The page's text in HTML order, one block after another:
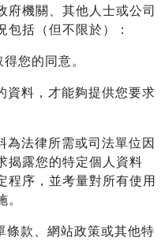
府機關、其他人士或公司
括（但不限於）：
您的同意。
資料，才能夠提供您要求
為法律所需或司法單位因
揭露您的特定個人資料
程序，並考量對所有使用
。
條款、網站政策或其他特